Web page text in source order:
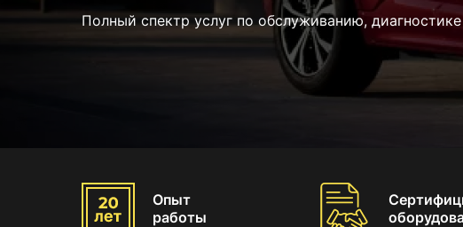
Полный спектр услуг по обслуживанию,
Опыт
работы